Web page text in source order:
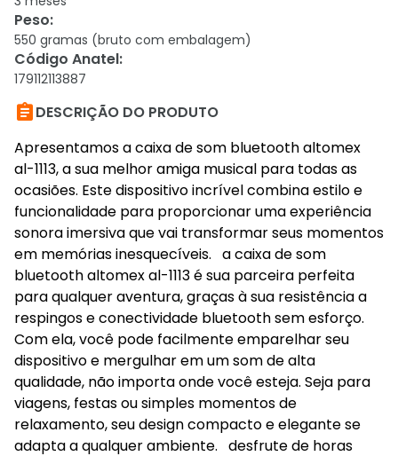
Peso:
550 gramas (bruto com embalagem)
Código Anatel:
179112113887
DESCRIÇÃO DO PRODUTO
Apresentamos a caixa de som bluetooth altomex
al-1113, a sua melhor amiga musical para todas as
ocasiões. Este dispositivo incrível combina estilo e
funcionalidade para proporcionar uma experiência
sonora imersiva que vai transformar seus momentos
em memórias inesquecíveis. a caixa de som
bluetooth altomex al-1113 é sua parceira perfeita
para qualquer aventura, graças à sua resistência a
respingos e conectividade bluetooth sem esforço.
Com ela, você pode facilmente emparelhar seu
dispositivo e mergulhar em um som de alta
qualidade, não importa onde você esteja. Seja para
viagens, festas ou simples momentos de
relaxamento, seu design compacto e elegante se
adapta a qualquer ambiente. desfrute de horas